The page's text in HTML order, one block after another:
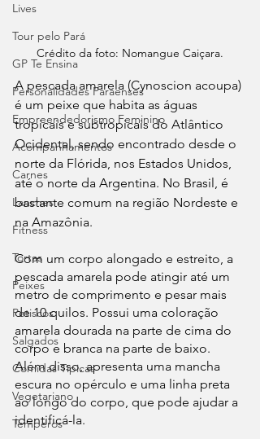
Lives
Tour pelo Pará
GP Te Ensina
Personalidades Paraenses
Empreendedorismo Feminino
Acompanhamentos
Carnes
Lanches
Fitness
Tortas
Peixes
Petiscos
Salgados
Comidas Típicas
Vegetariano
Temperos
Crédito da foto: Nomangue Caiçara.
A pescada amarela (Cynoscion acoupa)
é um peixe que habita as águas
tropicais e subtropicais do Atlântico
Ocidental, sendo encontrado desde o
norte da Flórida, nos Estados Unidos,
até o norte da Argentina. No Brasil, é
bastante comum na região Nordeste e
na Amazônia.
Com um corpo alongado e estreito, a
pescada amarela pode atingir até um
metro de comprimento e pesar mais
de 10 quilos. Possui uma coloração
amarela dourada na parte de cima do
corpo e branca na parte de baixo.
Além disso, apresenta uma mancha
escura no opérculo e uma linha preta
ao longo do corpo, que pode ajudar a
identificá-la.